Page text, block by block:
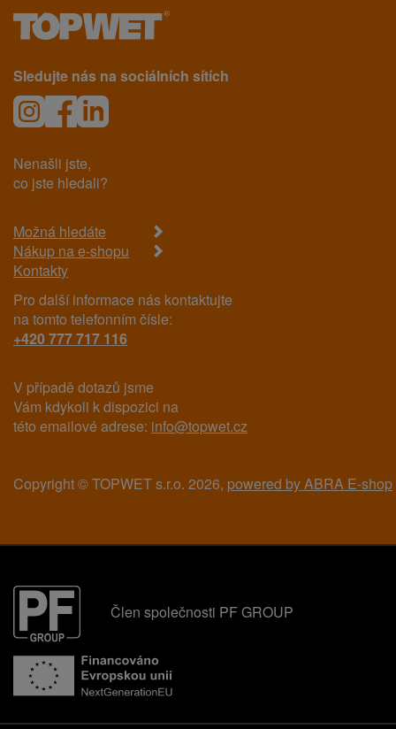
Sledujte nás na sociálních sítích
Nenašli jste,
co jste hledali?
Možná hledáte
Nákup na e-shopu
Kontakty
Pro další informace nás kontaktujte
na tomto telefonním čísle:
+420 777 717 116
V případě dotazů jsme
Vám kdykoli k dispozici na
této emailové adrese: info@topwet.cz
Copyright © TOPWET s.r.o. 2026, powered by ABRA E-shop
Člen společnosti PF GROUP